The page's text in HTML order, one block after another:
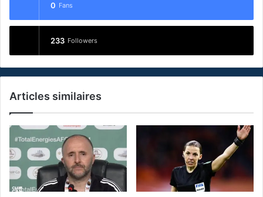
0 Fans
233 Followers
Articles similaires